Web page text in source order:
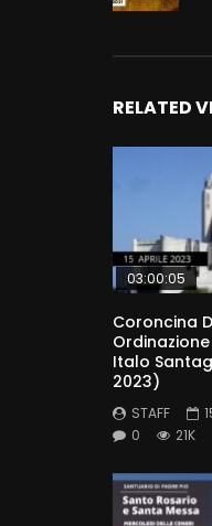
RELATED
03:00:05
Coroncina
Italo
2023)
STAFF
0
21K